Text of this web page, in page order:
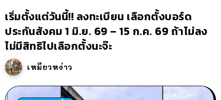
เริ่มตั้งแต่วันนี้!! ลงทะเบียน เลือกตั้งบอร์ด
ประกันสังคม 1 มิ.ย. 69 – 15 ก.ค. 69 ถ้าไม่ลง
ไม่มีสิทธิไปเลือกตั้งนะจ๊ะ
เหมียวหง่าว